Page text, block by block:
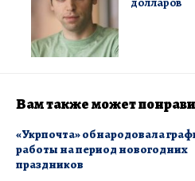
Вам также может
«Укрпочта» обнародовала
работы на период новогодних
праздников